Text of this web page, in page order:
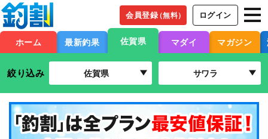
会員登録（無料） ログイン
ホーム 最新釣果 佐賀県 マダイ マガジン
絞り込み 佐賀県 サワラ